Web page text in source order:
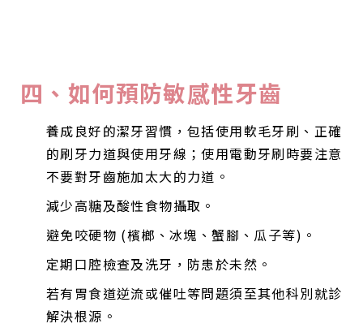
四、如何預防敏感性牙齒
養成良好的潔牙習慣，包括使用軟毛牙刷、正確
的刷牙力道與使用牙線；使用電動牙刷時要注意
不要對牙齒施加太大的力道。
減少高糖及酸性食物攝取。
避免咬硬物 (檳榔、冰塊、蟹腳、瓜子等)。
定期口腔檢查及洗牙，防患於未然。
若有胃食道逆流或催吐等問題須至其他科別就診
解決根源。